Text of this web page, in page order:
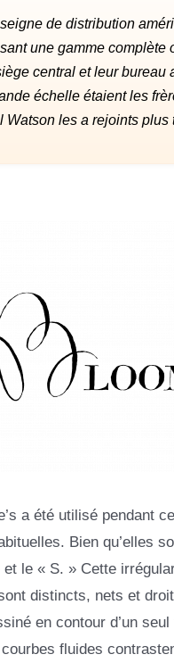
de distribution
une gamme
central et leur
échelle étaient les
les a rejoints
a été utilisé pendant
Bien qu’elles
le « S. » Cette
distincts, nets et
en contour d’un
fluides